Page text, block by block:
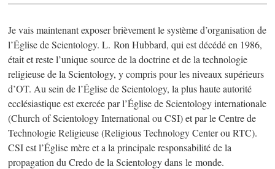
Je vais maintenant exposer brièvement le système d’organisation de
l’Église de Scientology. L. Ron Hubbard, qui est décédé en 1986,
était et reste l’unique source de la doctrine et de la technologie
religieuse de la Scientology, y compris pour les niveaux supérieurs
d’OT. Au sein de l’Église de Scientology, la plus haute autorité
ecclésiastique est exercée par l’Église de Scientology internationale
(Church of Scientology International ou CSI) et par le Centre de
Technologie Religieuse (Religious Technology Center ou RTC).
CSI est l’Église mère et a la principale responsabilité de la
propagation du Credo de la Scientology dans le monde.